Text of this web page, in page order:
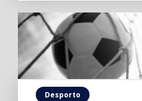
Desporto